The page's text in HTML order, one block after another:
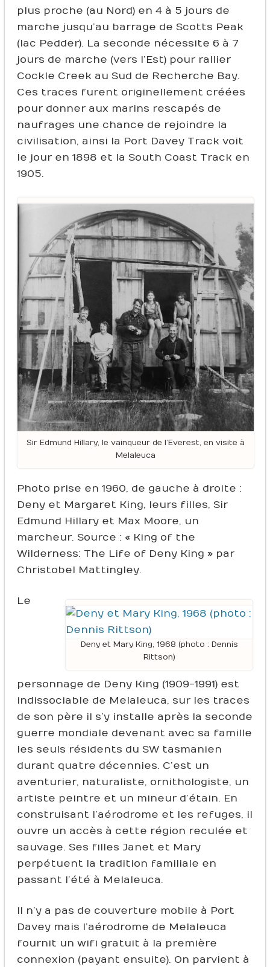
plus proche (au Nord) en 4 à 5 jours de
marche jusqu’au barrage de Scotts Peak
(lac Pedder). La seconde nécessite 6 à 7
jours de marche (vers l’Est) pour rallier
Cockle Creek au Sud de Recherche Bay.
Ces traces furent originellement créées
pour donner aux marins rescapés de
naufrages une chance de rejoindre la
civilisation, ainsi la Port Davey Track voit
le jour en 1898 et la South Coast Track en
1905.
Sir Edmund Hillary, le vainqueur de l’Everest, en visite à
Melaleuca
Photo prise en 1960, de gauche à droite :
Deny et Margaret King, leurs filles, Sir
Edmund Hillary et Max Moore, un
marcheur. Source : « King of the
Wilderness: The Life of Deny King » par
Christobel Mattingley.
Deny et Mary King, 1968 (photo : Dennis
Rittson)
Le
personnage de Deny King (1909-1991) est
indissociable de Melaleuca, sur les traces
de son père il s’y installe après la seconde
guerre mondiale devenant avec sa famille
les seuls résidents du SW tasmanien
durant quatre décennies. C’est un
aventurier, naturaliste, ornithologiste, un
artiste peintre et un mineur d’étain. En
construisant l’aérodrome et les refuges, il
ouvre un accès à cette région reculée et
sauvage. Ses filles Janet et Mary
perpétuent la tradition familiale en
passant l’été à Melaleuca.
Il n’y a pas de couverture mobile à Port
Davey mais l’aérodrome de Melaleuca
fournit un wifi gratuit à la première
connexion (payant ensuite). On parvient à